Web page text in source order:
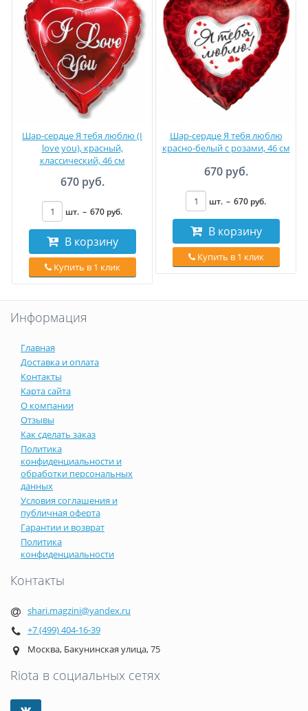
Шар-сердце Я тебя люблю (I
love you), красный,
классический, 46 см
670 руб.
шт. – 670 руб.
В корзину
Купить в 1 клик
Шар-сердце Я тебя люблю
красно-белый с розами, 46 см
670 руб.
шт. – 670 руб.
В корзину
Купить в 1 клик
Информация
Главная
Доставка и оплата
Контакты
Карта сайта
О компании
Отзывы
Как сделать заказ
Политика
конфиденциальности и
обработки персональных
данных
Условия соглашения и
публичная оферта
Гарантии и возврат
Политика
конфиденциальности
Контакты
shari.magzini@yandex.ru
+7 (499) 404-16-39
Москва, Бакунинская улица, 75
Riota в социальных сетях